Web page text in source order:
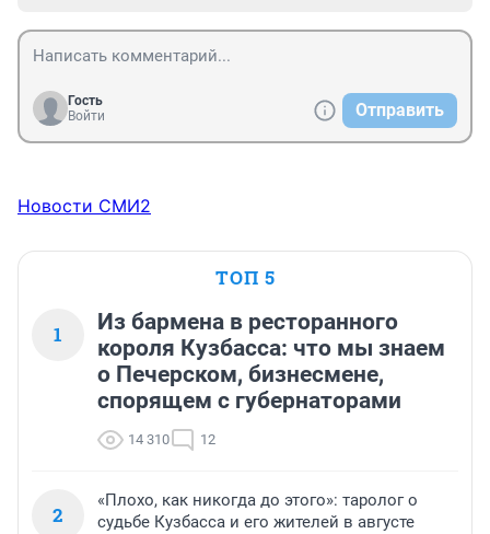
Гость
Войти
Отправить
Новости СМИ2
ТОП 5
1
Из бармена в ресторанного
короля Кузбасса: что мы знаем
о Печерском, бизнесмене,
спорящем с губернаторами
14 310 12
2
«Плохо, как никогда до этого»: таролог о
судьбе Кузбасса и его жителей в августе